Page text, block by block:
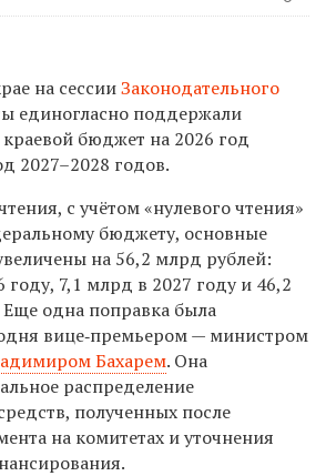
на сессииЗаконодательного
единогласно поддержали
бюджет на 2026 год
2027–2028 годов.
с учётом «нулевого чтения»
бюджету, основные
на 56,2 млрд рублей:
году, 7,1 млрд в 2027 году и 46,2
одна поправка была
вице‑премьером — министром
Бахарем. Она
распределение
полученных после
на комитетах и уточнения